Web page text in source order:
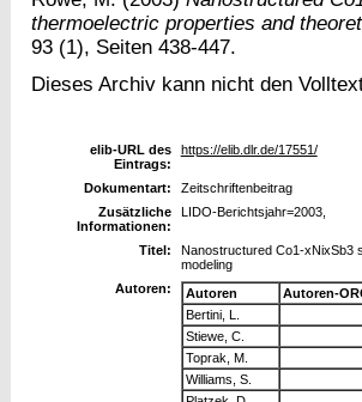
thermoelectric properties and
93 (1), Seiten 438-447.
Dieses Archiv kann nicht den
elib-URL des
Eintrags:
https://elib.dlr.de/17551/
Dokumentart:
Zeitschriftenbeitrag
Zusätzliche
Informationen:
LIDO-Berichtsjahr=2003,
Titel:
Nanostructured Co1-xNixSb3
modeling
Autoren:
Autoren
Autoren-
Bertini, L.
Stiewe, C.
Toprak, M.
Williams, S.